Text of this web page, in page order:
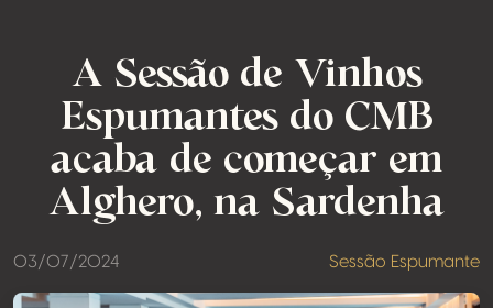
A Sessão de Vinhos
Espumantes do CMB
acaba de começar em
Alghero, na Sardenha
03/07/2024 Sessão Espumante